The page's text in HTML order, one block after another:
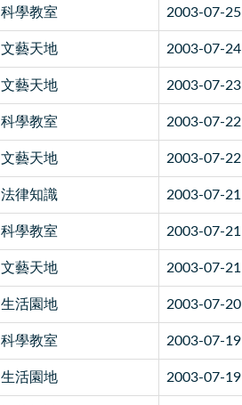
科學教室 2003-07-25
文藝天地 2003-07-24
文藝天地 2003-07-23
科學教室 2003-07-22
文藝天地 2003-07-22
法律知識 2003-07-21
科學教室 2003-07-21
文藝天地 2003-07-21
生活園地 2003-07-20
科學教室 2003-07-19
生活園地 2003-07-19